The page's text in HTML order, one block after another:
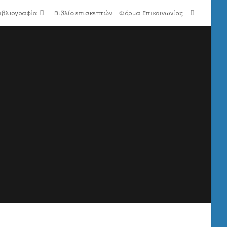
Βιβλίο επισκεπτών Φόρμα Επικοινωνίας